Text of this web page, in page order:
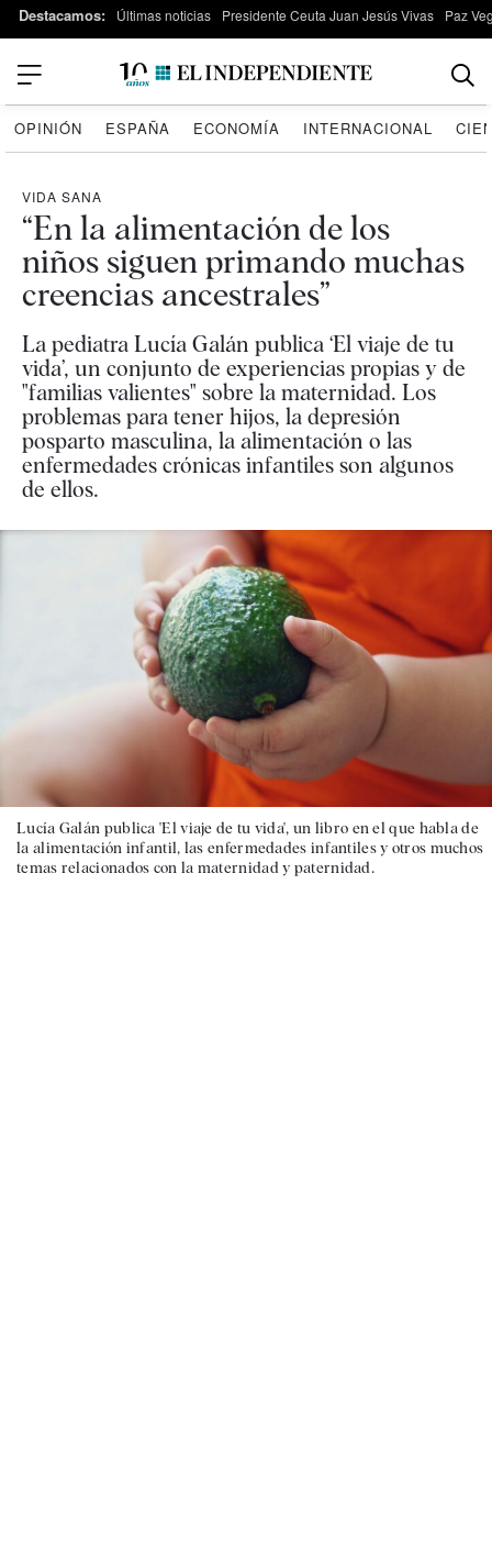
Destacamos: Últimas noticias Presidente Ceuta Juan Jesús Vivas Paz
OPINIÓN ESPAÑA ECONOMÍA INTERNACIONAL
VIDA SANA
“En la alimentación de los
niños siguen primando muchas
creencias ancestrales”
La pediatra Lucía Galán publica ‘El viaje de tu
vida’, un conjunto de experiencias propias y de
"familias valientes" sobre la maternidad. Los
problemas para tener hijos, la depresión
posparto masculina, la alimentación o las
enfermedades crónicas infantiles son algunos
de ellos.
Lucía Galán publica 'El viaje de tu vida', un libro en el que habla de
la alimentación infantil, las enfermedades infantiles y otros muchos
temas relacionados con la maternidad y paternidad.